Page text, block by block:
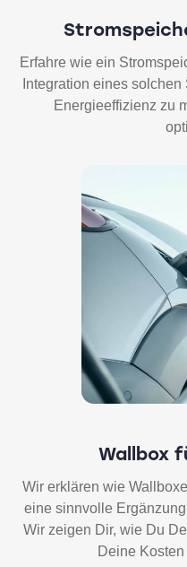
Erfahre wie ein
Integration eines
Energieeffizienz zu
Wallbox
Wir erklären wie
eine sinnvolle
Wir zeigen Dir, wie Du
Deine